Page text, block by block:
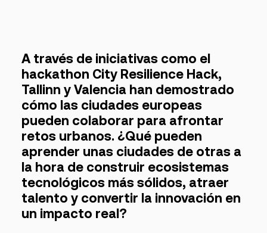
A través de iniciativas como el
hackathon City Resilience Hack,
Tallinn y Valencia han demostrado
cómo las ciudades europeas
pueden colaborar para afrontar
retos urbanos. ¿Qué pueden
aprender unas ciudades de otras a
la hora de construir ecosistemas
tecnológicos más sólidos, atraer
talento y convertir la innovación en
un impacto real?